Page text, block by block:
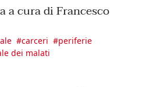
a cura di Francesco
#carceri #periferie
dei malati